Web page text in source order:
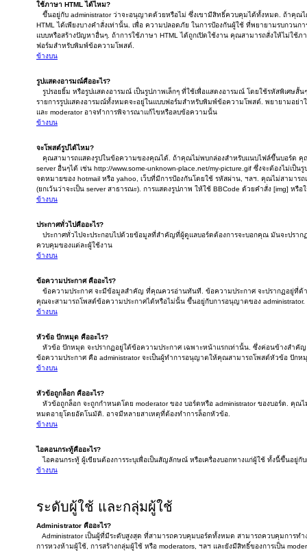
ใช้ภาษา HTML ได้ไหม?
ขึ้นอยู่กับ administrator ว่าจะอนุญาตด้วยหรือไม่ ซึ่งเขามีสิทธิ์ควบคุมได้ทั้งหมด. ถ้าคุณ
HTML ได้เพียงบางคำสั่งเท่านั้น. เพื่อ ความปลอดภัย ในการป้องกันผู้ใช้ ที่พยายามรบกวนก
แบบหรือสร้างปัญหาอื่นๆ. ถ้าการใช้ภาษา HTML ได้ถูกเปิดใช้งาน คุณสามารถสั่งให้ไม่ใช้
ฟอร์มสำหรับพิมพ์ข้อความโพสต์.
ข้างบน
รูปแสดงอารมณ์คืออะไร?
รูปรอยยิ้ม หรือรูปแสดงอารมณ์ เป็นรูปภาพเล็กๆ ที่ใช้เพื่อแสดงอารมณ์ โดยใช้รหัสพิเศษสั้
รายการรูปแสดงอารมณ์ทั้งหมดจะอยู่ในแบบฟอร์มสำหรับพิมพ์ข้อความโพสต์. พยายามอย่าใ
และ moderator อาจทำการพิจารณาแก้ไขหรือลบข้อความนั้น
ข้างบน
จะโพสต์รูปได้ไหม?
คุณสามารถแสดงรูปในข้อความของคุณได้. ถ้าคุณไม่พบกล่องสำหรับแนบไฟล์ขึ้นบอร์ด คุณ
server อื่นๆได้ เช่น http://www.some-unknown-place.net/my-picture.gif ซึ่งจะต้องไม่เป็
จดหมายของ hotmail หรือ yahoo, เว็บที่มีการป้องกันโดยใช้ รหัสผ่าน, ฯลฯ. คุณไม่สามาร
(ยกเว้นว่าจะเป็น server สาธารณะ). การแสดงรูปภาพ ให้ใช้ BBCode ด้วยคำสั่ง [img] ห
ข้างบน
ประกาศทั่วไปคืออะไร?
ประกาศทั่วไปจะประกอบไปด้วยข้อมูลที่สำคัญที่ผู้ดูแลบอร์ดต้องการจะบอกคุณ มันจะปรา
ควบคุมของแต่ละผู้ใช้งาน
ข้างบน
ข้อความประกาศ คืออะไร?
ข้อความประกาศ จะมีข้อมูลสำคัญ ที่คุณควรอ่านทันที. ข้อความประกาศ จะปรากฏอยู่ที่ด้
คุณจะสามารถโพสต์ข้อความประกาศได้หรือไม่นั้น ขึ้นอยู่กับการอนุญาตของ administrator.
ข้างบน
หัวข้อ ปักหมุด คืออะไร?
หัวข้อ ปักหมุด จะปรากฏอยู่ใต้ข้อความประกาศ เฉพาะหน้าแรกเท่านั้น. ซึ่งค่อนข้างสำคั
ข้อความประกาศ คือ administrator จะเป็นผู้ทำการอนุญาตให้คุณสามารถโพสต์หัวข้อ ปักห
ข้างบน
หัวข้อถูกล็อก คืออะไร?
หัวข้อถูกล็อก จะถูกกำหนดโดย moderator ของ บอร์ดหรือ administrator ของบอร์ด. คุณ
หมดอายุโดยอัตโนมัติ. อาจมีหลายสาเหตุที่ต้องทำการล็อกหัวข้อ.
ข้างบน
ไอคอนกระทู้คืออะไร?
ไอคอนกระทู้ ผู้เขียนต้องการระบุเพื่อเป็นสัญลักษณ์ หรือเครื่องบอกทางแก่ผู้ใช้ ทั้งนี้ขึ้นอยู่
ข้างบน
ระดับผู้ใช้ และกลุ่มผู้ใช้
Administrator คืออะไร?
Administrator เป็นผู้ที่มีระดับสูงสุด ที่สามารถควบคุมบอร์ดทั้งหมด สามารถควบคุมการท
การหวงห้ามผู้ใช้, การสร้างกลุ่มผู้ใช้ หรือ moderators, ฯลฯ และยังมีสิทธิ์ของการเป็น